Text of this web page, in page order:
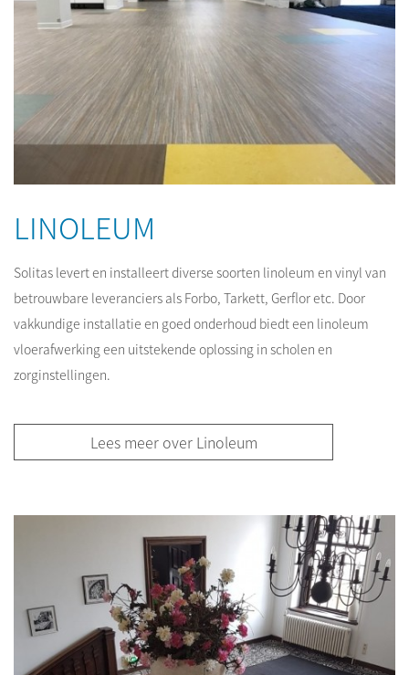
LINOLEUM
Solitas levert en installeert diverse soorten linoleum en vinyl van
betrouwbare leveranciers als Forbo, Tarkett, Gerflor etc. Door
vakkundige installatie en goed onderhoud biedt een linoleum
vloerafwerking een uitstekende oplossing in scholen en
zorginstellingen.
Lees meer over Linoleum